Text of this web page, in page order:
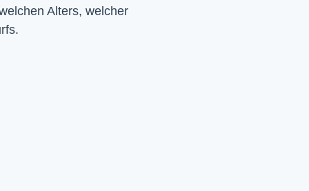
Alters, welcher